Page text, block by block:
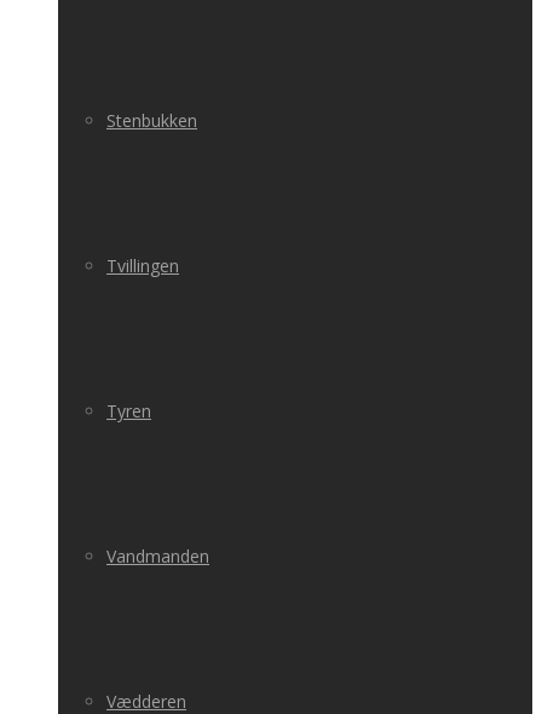
Stenbukken
Tvillingen
Tyren
Vandmanden
Vædderen